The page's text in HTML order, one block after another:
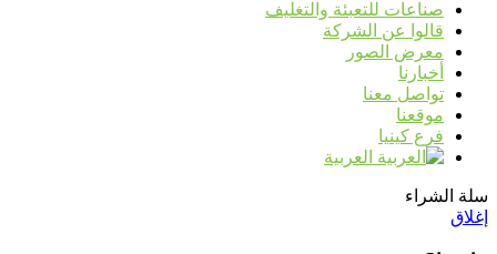
صناعات للتعبئة والتغليف
قالوا عن الشركة
معرض الصور
أخبارنا
تواصل معنا
موقعنا
فرع كينيا
العربية
سلة الشراء
إغلاق